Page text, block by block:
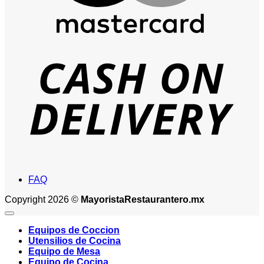
FAQ
Copyright 2026 © MayoristaRestaurantero.mx
Equipos de Coccion
Utensilios de Cocina
Equipo de Mesa
Equipo de Cocina